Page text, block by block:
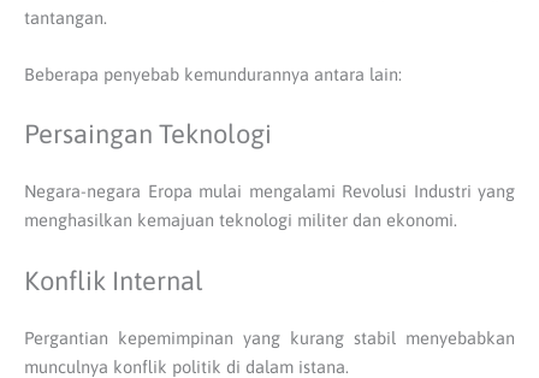
tantangan.
Beberapa penyebab kemundurannya antara lain:
Persaingan Teknologi
Negara-negara Eropa mulai mengalami Revolusi Industri yang
menghasilkan kemajuan teknologi militer dan ekonomi.
Konflik Internal
Pergantian kepemimpinan yang kurang stabil menyebabkan
munculnya konflik politik di dalam istana.